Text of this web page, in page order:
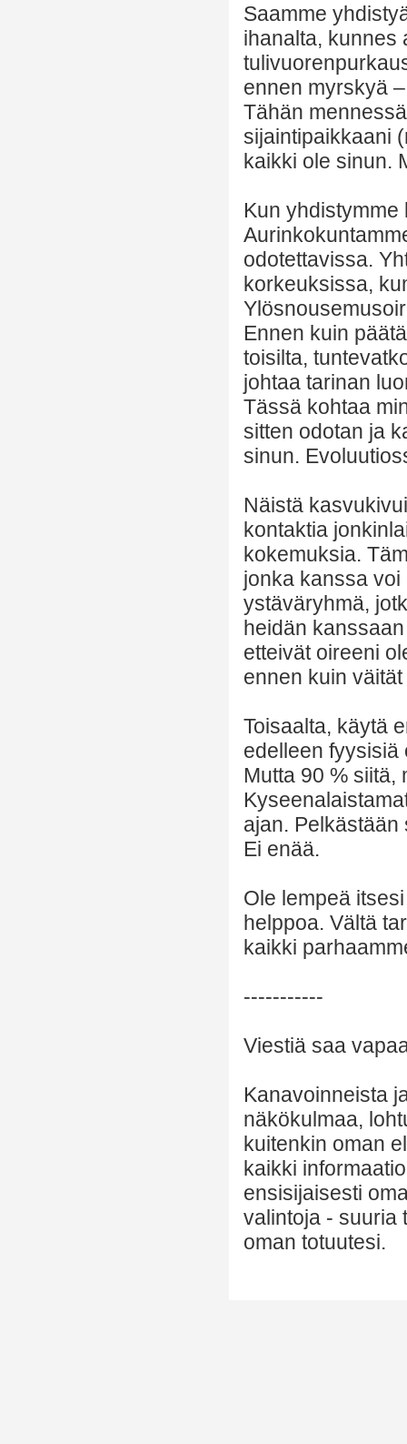
Saamme
ihanalta, kunnes
ennen myrskyä
Tähän
sijaintipaikkaani
kaikki ole sinun.
Kun
odotettavissa.
korkeuksissa,
Ennen kuin
toisilta,
johtaa tarinan
Tässä kohtaa
sitten odotan ja
sinun.
Näistä
kontaktia
kokemuksia.
jonka kanssa voi
ystäväryhmä,
heidän
etteivät oireeni
ennen kuin
Toisaalta, käytä
edelleen fyysisiä
Mutta 90 % siitä,
ajan. Pelkästään
Ei enää.
Ole lempeä
helppoa. Vältä
kaikki
-----------
Viestiä saa
Kanavoinneista
näkökulmaa,
kuitenkin oman
kaikki
ensisijaisesti
valintoja - suuria
oman totuutesi.